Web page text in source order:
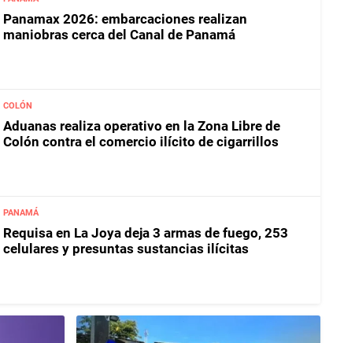
Panamax 2026: embarcaciones realizan
maniobras cerca del Canal de Panamá
COLÓN
Aduanas realiza operativo en la Zona Libre de
Colón contra el comercio ilícito de cigarrillos
PANAMÁ
Requisa en La Joya deja 3 armas de fuego, 253
celulares y presuntas sustancias ilícitas